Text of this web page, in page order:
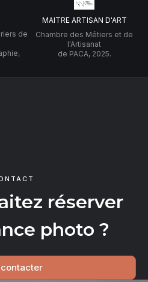
MAITRE ARTISAN D'ART
Chambre des Métiers et de
l'Artisanat
de PACA, 2025.
de
réserver
photo ?